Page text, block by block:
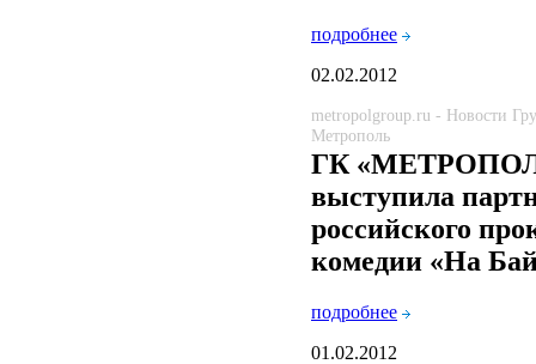
подробнее
02.02.2012
metropolgroup.ru - Новости
Метрополь
ГК
выступила
российского
комедии «На
подробнее
01.02.2012